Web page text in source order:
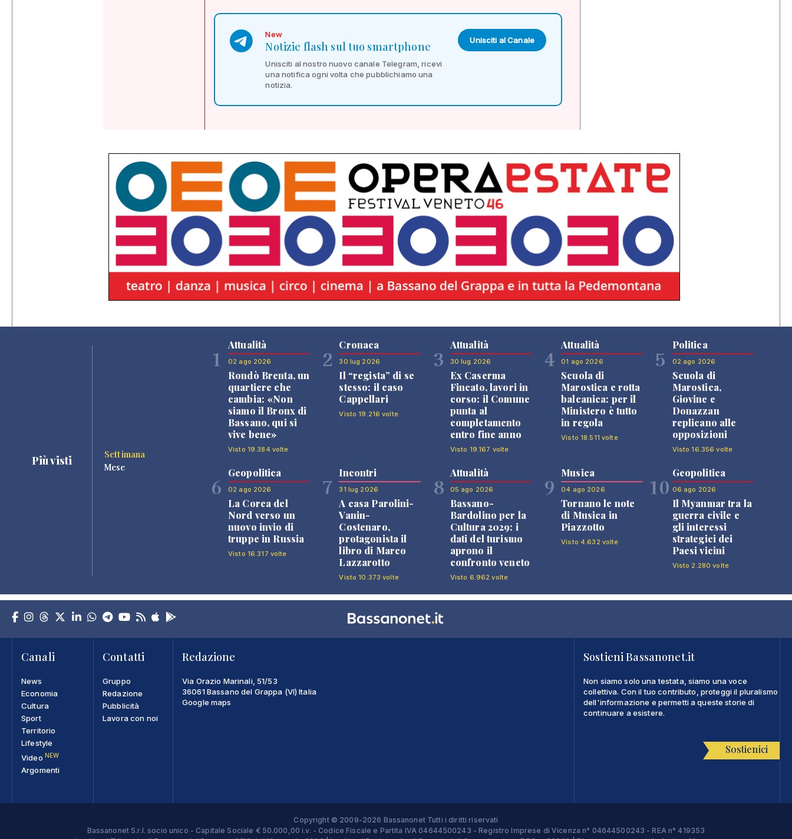
New
Notizie flash sul tuo smartphone
Unisciti al nostro nuovo canale Telegram, ricevi
una notifica ogni volta che pubblichiamo una
notizia.
Unisciti al Canale
Più visti
Settimana
Mese
1
Attualità
02 ago 2026
Rondò Brenta, un
quartiere che
cambia: «Non
siamo il Bronx di
Bassano, qui si
vive bene»
Visto 19.384 volte
2
Cronaca
30 lug 2026
Il “regista” di se
stesso: il caso
Cappellari
Visto 19.216 volte
3
Attualità
30 lug 2026
Ex Caserma
Fincato, lavori in
corso: il Comune
punta al
completamento
entro fine anno
Visto 19.167 volte
4
Attualità
01 ago 2026
Scuola di
Marostica e rotta
balcanica: per il
Ministero è tutto
in regola
Visto 18.511 volte
5
Politica
02 ago 2026
Scuola di
Marostica,
Giovine e
Donazzan
replicano alle
opposizioni
Visto 16.356 volte
6
Geopolitica
02 ago 2026
La Corea del
Nord verso un
nuovo invio di
truppe in Russia
Visto 16.317 volte
7
Incontri
31 lug 2026
A casa Parolini-
Vanin-
Costenaro,
protagonista il
libro di Marco
Lazzarotto
Visto 10.373 volte
8
Attualità
05 ago 2026
Bassano-
Bardolino per la
Cultura 2029: i
dati del turismo
aprono il
confronto veneto
Visto 6.962 volte
9
Musica
04 ago 2026
Tornano le note
di Musica in
Piazzotto
Visto 4.632 volte
10
Geopolitica
06 ago 2026
Il Myanmar tra la
guerra civile e
gli interessi
strategici dei
Paesi vicini
Visto 2.280 volte
Canali
News
Economia
Cultura
Sport
Territorio
Lifestyle
Video NEW
Argomenti
Contatti
Gruppo
Redazione
Pubblicità
Lavora con noi
Redazione
Via Orazio Marinali, 51/53
36061 Bassano del Grappa (VI) Italia
Google maps
Sostieni Bassanonet.it
Non siamo solo una testata, siamo una voce
collettiva. Con il tuo contributo, proteggi il pluralismo
dell'informazione e permetti a queste storie di
continuare a esistere.
Sostienici
Copyright © 2009-2026 Bassanonet Tutti i diritti riservati
Bassanonet S.r.l. socio unico - Capitale Sociale € 50.000,00 i.v. - Codice Fiscale e Partita IVA 04644500243 - Registro Imprese di Vicenza n° 04644500243 - REA n° 419353